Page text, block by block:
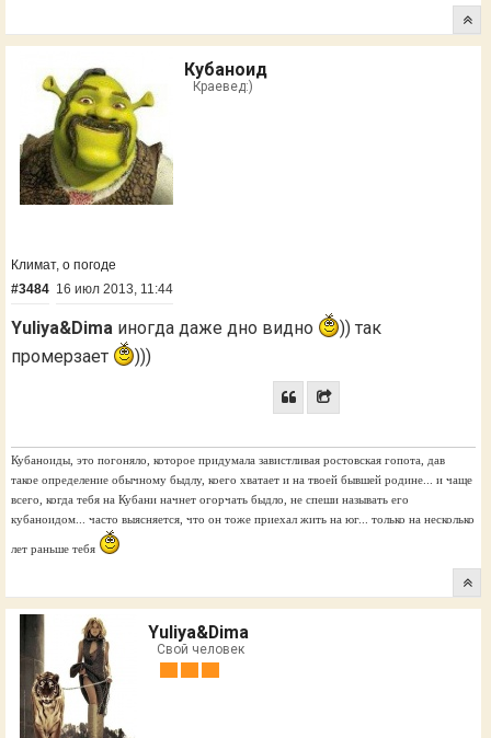
Кубаноид
Краевед:)
Климат, о погоде
#3484 16 июл 2013, 11:44
Yuliya&Dima иногда даже дно видно
)) так
промерзает
)))
Кубаноиды, это погоняло, которое придумала завистливая ростовская гопота, дав
такое определение обычному быдлу, коего хватает и на твоей бывшей родине... и чаще
всего, когда тебя на Кубани начнет огорчать быдло, не спеши называть его
кубаноидом... часто выясняется, что он тоже приехал жить на юг... только на несколько
лет раньше тебя
Yuliya&Dima
Свой человек